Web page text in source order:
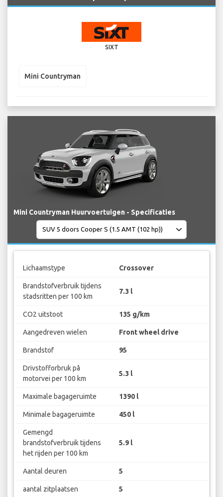
SIXT
Mini Countryman
Mini Countryman Huurvoertuigen - Specificaties
Lichaamstype Crossover
Brandstofverbruik tijdens
stadsritten per 100 km
7.3 l
CO2 uitstoot 135 g/km
Aangedreven wielen Front wheel drive
Brandstof 95
Drivstofforbruk på
motorvei per 100 km
5.3 l
Maximale bagageruimte 1390 l
Minimale bagageruimte 450 l
Gemengd
brandstofverbruik tijdens
het rijden per 100 km
5.9 l
Aantal deuren 5
aantal zitplaatsen 5